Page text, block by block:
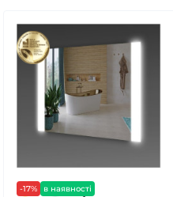
-17% в наявності